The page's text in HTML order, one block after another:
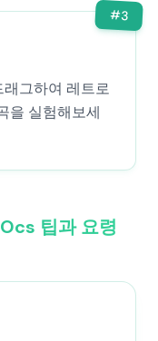
#3
그하여 레트로
을 실험해보세
팁과 요령